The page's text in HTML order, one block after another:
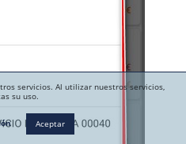
servicios. Al utilizar nuestros servicios,
su uso.
Aceptar